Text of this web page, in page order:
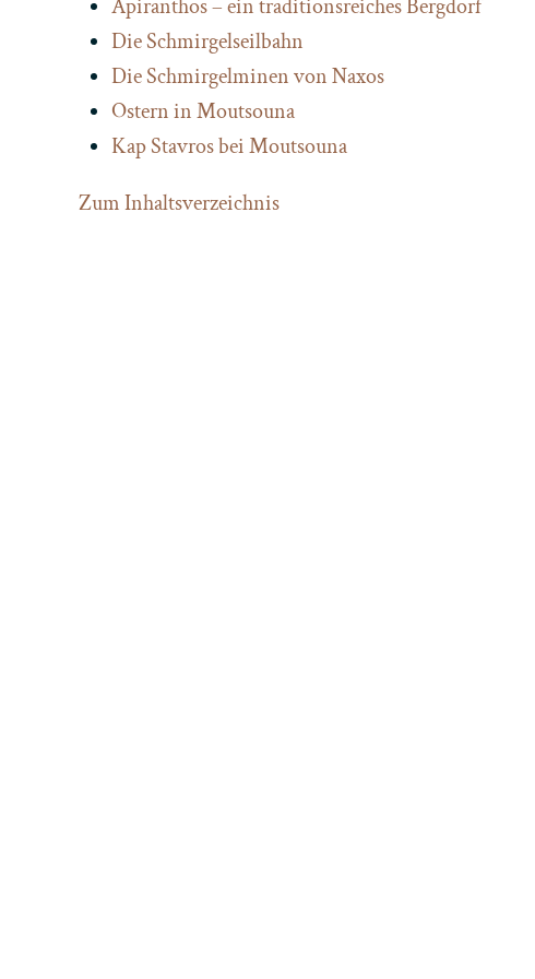
Apiranthos – ein traditionsreiches Bergdorf
Die Schmirgelseilbahn
Die Schmirgelminen von Naxos
Ostern in Moutsouna
Kap Stavros bei Moutsouna
Zum Inhaltsverzeichnis